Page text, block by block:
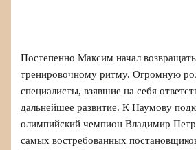
Постепенно Максим начал
тренировочному ритму. Огромную
специалисты, взявшие на себя
дальнейшее развитие. К Наумову
олимпийский чемпион Владимир
самых востребованных